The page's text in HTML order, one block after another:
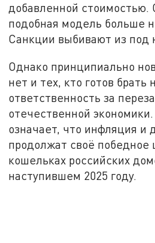
добавленной стоимостью.
подобная модель больше
Санкции выбивают из под
Однако принципиально
нет и тех, кто готов брать
ответственность за
отечественной
означает, что инфляция и
продолжат своё победное
кошельках российских
наступившем 2025 году.